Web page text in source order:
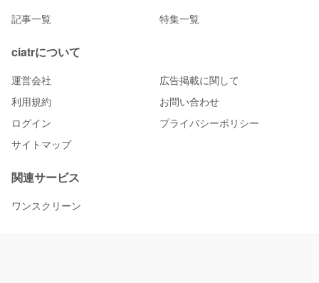
記事一覧 特集一覧
ciatrについて
運営会社
広告掲載に関して
利用規約
お問い合わせ
ログイン
プライバシーポリシー
サイトマップ
関連サービス
ワンスクリーン